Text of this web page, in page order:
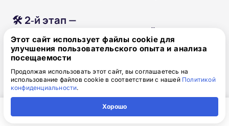
🛠 2‑й этап —
практико‑ориентированный
Часть 1: пять станций (по 10 минут)
Базовая СЛР и первая помощь.Кандидат
демонстрирует базовую реанимацию:
проверка дыхания и пульса, проведение
компрессий, искусственной вентиляции,
Этот сайт использует файлы cookie для
улучшения пользовательского опыта и анализа
посещаемости
Продолжая использовать этот сайт, вы соглашаетесь на
использование файлов cookie в соответствии с нашей Политикой
конфиденциальности.
Хорошо